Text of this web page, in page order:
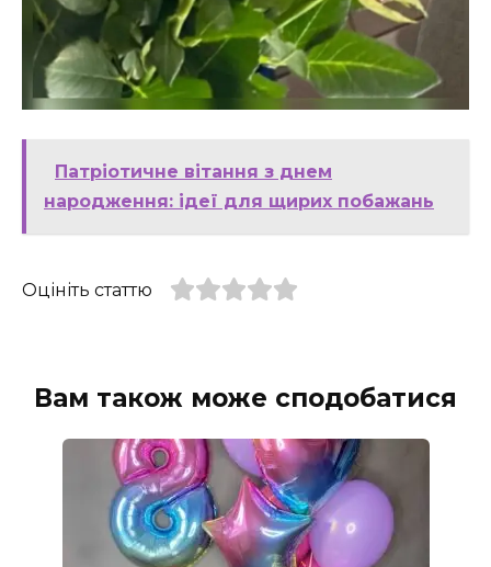
Патріотичне вітання з днем
народження: ідеї для щирих побажань
Оцініть статтю
Вам також може сподобатися